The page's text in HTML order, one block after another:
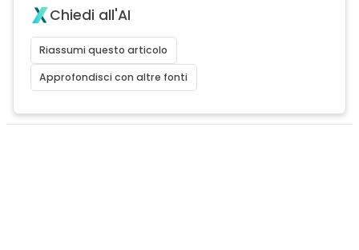
Chiedi all'AI
Riassumi questo articolo
Approfondisci con altre fonti